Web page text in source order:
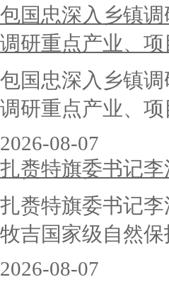
包国忠深入乡镇
调研重点产业、
包国忠深入乡镇
调研重点产业、
2026-08-07
扎赉特旗委书记
扎赉特旗委书记
牧吉国家级自然
2026-08-07